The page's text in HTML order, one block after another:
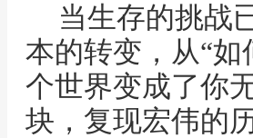
当生存的挑战
本的转变，从“如
个世界变成了你
块，复现宏伟的